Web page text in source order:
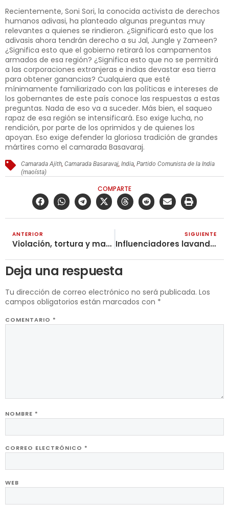
Recientemente, Soni Sori, la conocida activista de derechos
humanos adivasi, ha planteado algunas preguntas muy
relevantes a quienes se rindieron. ¿Significará esto que los
adivasis ahora tendrán derecho a su Jal, Jungle y Zameen?
¿Significa esto que el gobierno retirará los campamentos
armados de esa región? ¿Significa esto que no se permitirá
a las corporaciones extranjeras e indias devastar esa tierra
para obtener ganancias? Cualquiera que esté
mínimamente familiarizado con las políticas e intereses de
los gobernantes de este país conoce las respuestas a estas
preguntas. Nada de eso va a suceder. Más bien, el saqueo
rapaz de esa región se intensificará. Eso exige lucha, no
rendición, por parte de los oprimidos y de quienes los
apoyan. Eso exige defender la gloriosa tradición de grandes
mártires como el camarada Basavaraj.
Camarada Ajith ,Camarada Basaravaj ,India ,Partido Comunista de la India
(maoísta)
COMPARTE
ANTERIOR
Violación, tortura y manipulación: el método de las Fuerzas de Defensa de Israel
SIGUIENTE
Influenciadores lavando el genocidio que comete el Estado sionista de Israel
Deja una respuesta
Tu dirección de correo electrónico no será publicada. Los
campos obligatorios están marcados con *
COMENTARIO *
NOMBRE *
CORREO ELECTRÓNICO *
WEB